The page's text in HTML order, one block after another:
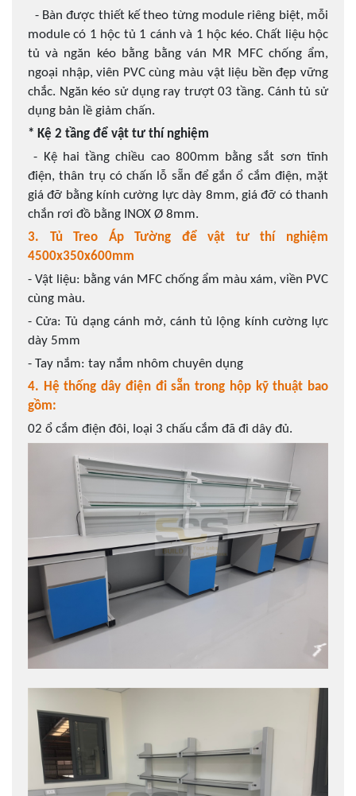
- Bàn được thiết kế theo từng module riêng biệt, mỗi
module có 1 hộc tủ 1 cánh và 1 hộc kéo. Chất liệu hộc
tủ và ngăn kéo bằng bằng ván MR MFC chống ẩm,
ngoại nhập, viên PVC cùng màu vật liệu bền đẹp vững
chắc. Ngăn kéo sử dụng ray trượt 03 tầng. Cánh tủ sử
dụng bản lề giảm chấn.
* Kệ 2 tầng để vật tư thí nghiệm
- Kệ hai tầng chiều cao 800mm bằng sắt sơn tĩnh
điện, thân trụ có chấn lỗ sẵn để gắn ổ cắm điện, mặt
giá đỡ bằng kính cường lực dày 8mm, giá đỡ có thanh
chắn rơi đồ bằng INOX Ø 8mm.
3. Tủ Treo Áp Tường để vật tư thí nghiệm
4500x350x600mm
- Vật liệu: bằng ván MFC chống ẩm màu xám, viền PVC
cùng màu.
- Cửa: Tủ dạng cánh mở, cánh tủ lộng kính cường lực
dày 5mm
- Tay nắm: tay nắm nhôm chuyên dụng
4. Hệ thống dây điện đi sẵn trong hộp kỹ thuật bao
gồm:
02 ổ cắm điện đôi, loại 3 chấu cắm đã đi dây đủ.